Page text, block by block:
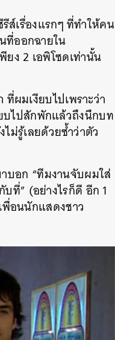
ส์เรื่องแรกๆ ที่ทำให้คน
ที่ออกฉายใน
ง 2 เอพิโซดเท่านั้น
มเงียบไปเพราะว่า
บไปสักพักแล้วถึงนึกบท
ม่รู้เลยด้วยซ้ำว่าตัว
บอก “ทีมงานจับผมใส่
ที่” (อย่างไรก็ดี อีก 1
พื่อนนักแสดงชาว